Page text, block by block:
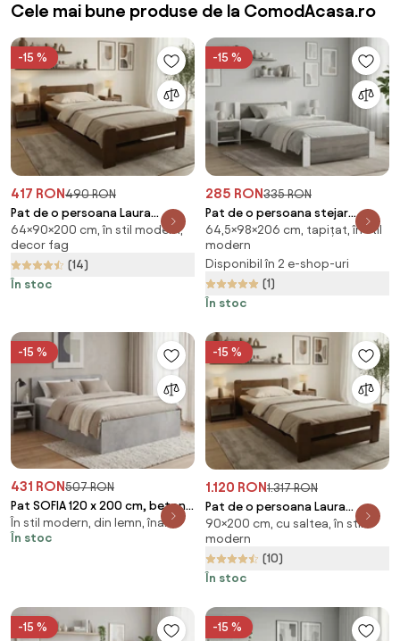
Cele mai bune produse de la ComodAcasa.ro
-15 %
417 RON490 RON
Pat de o persoana Laura
90x200 cm, stejar Saltele: Fara
saltea, Somiera pat: Fara
somiera
64×90×200 cm, în stil modern,
decor fag
(14)
În stoc
-15 %
285 RON335 RON
Pat de o persoana stejar
alb/trufa, IKAROS 90 x 200 cm
Saltele: Fara saltea, Somiera
pat: Fara somiera
64,5×98×206 cm, tapițat, în stil
modern
Disponibil în 2 e-shop-uri
(1)
În stoc
-15 %
431 RON507 RON
Pat SOFIA 120 x 200 cm, beton
Saltele: Fara saltea, Somiera
pat: Fara somiera
În stil modern, din lemn, înalt
În stoc
-15 %
1.120 RON1.317 RON
Pat de o persoana Laura
90x200 cm, stejar Saltele: Cu
saltele Coco Maxi 20 cm,
Somiera pat: Cu lamele drepte
90×200 cm, cu saltea, în stil
modern
(10)
În stoc
-15 % -15 %